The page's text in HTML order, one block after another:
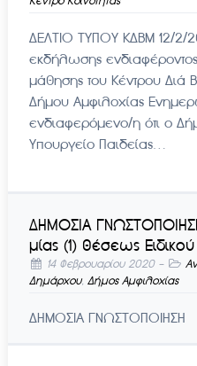
ΔΕΛΤΙΟ ΤΥΠΟΥ ΚΔΒΜ 12/
εκδήλωσης
μάθησης του Κέντρου Διά
Δήμου Αμφιλοχίας
ενδιαφερόμενο/η ότι ο
Υπουργείο Παιδείας…
ΔΗΜΟΣΙΑ
μίας (1) θέσεως
14 Φεβρουαρίου 2020-
Δημάρχου, Δήμος Αμφιλοχίας
ΔΗΜΟΣΙΑ ΓΝΩΣΤΟΠΟΙΗΣΗ